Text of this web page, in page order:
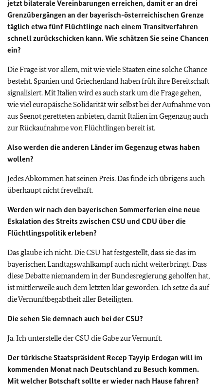
jetzt bilaterale Vereinbarungen erreichen, damit er an drei
Grenzübergängen an der bayerisch-österreichischen Grenze
täglich etwa fünf Flüchtlinge nach einem Transitverfahren
schnell zurückschicken kann. Wie schätzen Sie seine Chancen
ein?
Die Frage ist vor allem, mit wie viele Staaten eine solche Chance
besteht. Spanien und Griechenland haben früh ihre Bereitschaft
signalisiert. Mit Italien wird es auch stark um die Frage gehen,
wie viel europäische Solidarität wir selbst bei der Aufnahme von
aus Seenot geretteten anbieten, damit Italien im Gegenzug auch
zur Rückaufnahme von Flüchtlingen bereit ist.
Also werden die anderen Länder im Gegenzug etwas haben
wollen?
Jedes Abkommen hat seinen Preis. Das finde ich übrigens auch
überhaupt nicht frevelhaft.
Werden wir nach den bayerischen Sommerferien eine neue
Eskalation des Streits zwischen CSU und CDU über die
Flüchtlingspolitik erleben?
Das glaube ich nicht. Die CSU hat festgestellt, dass sie das im
bayerischen Landtagswahlkampf auch nicht weiterbringt. Dass
diese Debatte niemandem in der Bundesregierung geholfen hat,
ist mittlerweile auch dem letzten klar geworden. Ich setze da auf
die Vernunftbegabtheit aller Beteiligten.
Die sehen Sie demnach auch bei der CSU?
Ja. Ich unterstelle der CSU die Gabe zur Vernunft.
Der türkische Staatspräsident Recep Tayyip Erdogan will im
kommenden Monat nach Deutschland zu Besuch kommen.
Mit welcher Botschaft sollte er wieder nach Hause fahren?